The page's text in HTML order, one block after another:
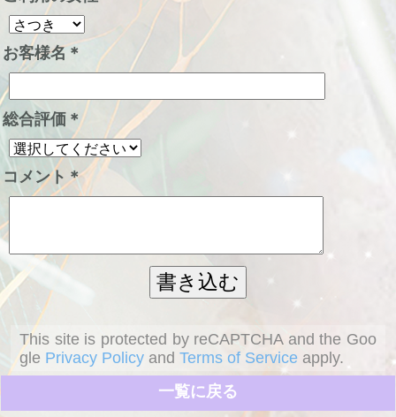
お客様名 ＊
総合評価 ＊
コメント ＊
This site is protected by reCAPTCHA and the Goo
gle Privacy Policy andTerms of Service apply.
一覧に戻る